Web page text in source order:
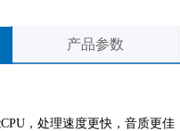
产品参数
，处理速度更快，音质更佳